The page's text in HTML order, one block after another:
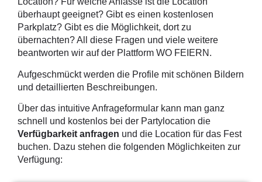
überhaupt geeignet? Gibt es einen kostenlosen
Parkplatz? Gibt es die Möglichkeit, dort zu
übernachten? All diese Fragen und viele weitere
beantworten wir auf der Plattform WO FEIERN.
Aufgeschmückt werden die Profile mit schönen Bildern
und detaillierten Beschreibungen.
Über das intuitive Anfrageformular kann man ganz
schnell und kostenlos bei der Partylocation die
Verfügbarkeit anfragen und die Location für das Fest
buchen. Dazu stehen die folgenden Möglichkeiten zur
Verfügung: